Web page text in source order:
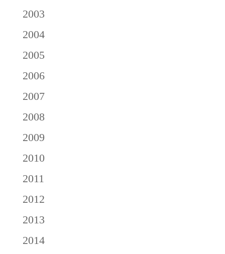
2003
2004
2005
2006
2007
2008
2009
2010
2011
2012
2013
2014